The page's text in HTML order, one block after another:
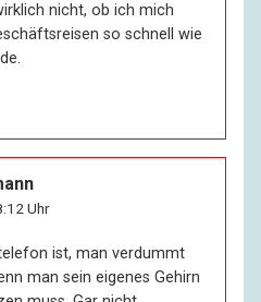
nicht, ob ich mich
so schnell wie
Uhr
ist, man verdummt
man sein eigenes Gehirn